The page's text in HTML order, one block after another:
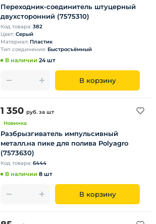
Переходник-соединитель штуцерный
двухсторонний (7575310)
Код товара: 382
Цвет: Серый
Материал: Пластик
Тип соединения: Быстросъёмный
В наличии 24 шт
В корзину
1 350 руб. за шт
Новинка
Разбрызгиватель импульсивный
металл.на пике для полива Polyagro
(7573630)
Код товара: 6444
В наличии 8 шт
В корзину